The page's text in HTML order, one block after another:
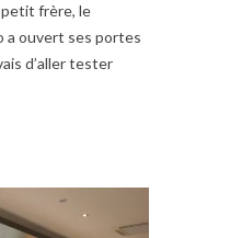
frère, le
a ouvert ses portes
d’aller tester